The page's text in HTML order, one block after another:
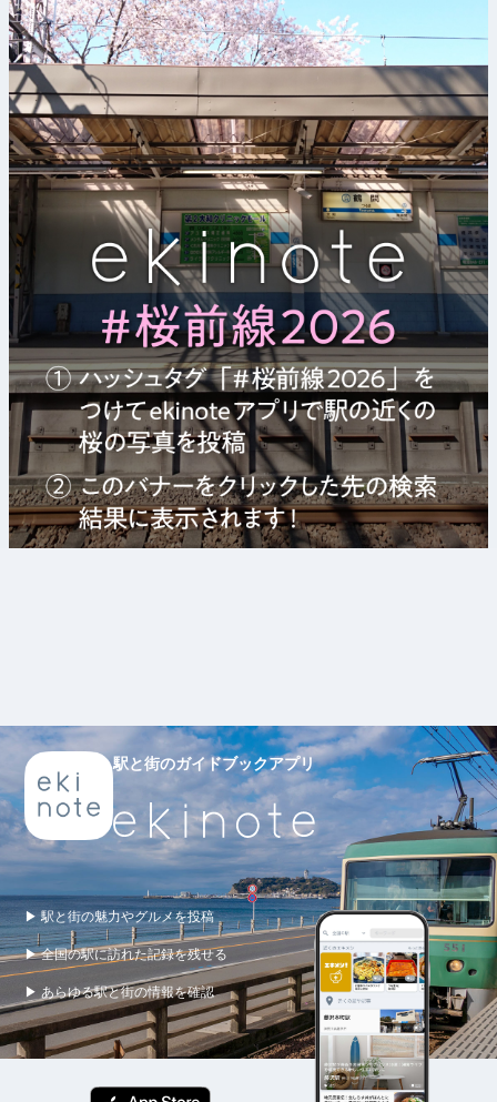
駅と街のガイドブックアプリ
▶ 駅と街の魅力やグルメを投稿
▶ 全国の駅に訪れた記録を残せる
▶ あらゆる駅と街の情報を確認